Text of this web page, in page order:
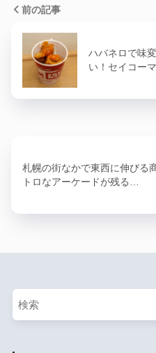
前の記事
ハバネロで味
い！セイコー
札幌の街なかで東西に伸びる
トロなアーケードが残る…